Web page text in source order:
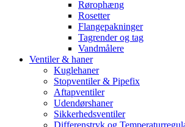
Rørophæng
Rosetter
Flangepakninger
Tagrender og tag
Vandmålere
Ventiler & haner
Kuglehaner
Stopventiler & Pipefix
Aftapventiler
Udendørshaner
Sikkerhedsventiler
Differenstryk og